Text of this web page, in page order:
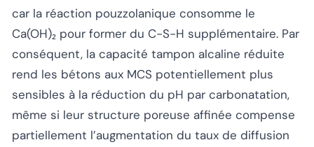
car la réaction pouzzolanique consomme le
Ca(OH)₂ pour former du C-S-H supplémentaire. Par
conséquent, la capacité tampon alcaline réduite
rend les bétons aux MCS potentiellement plus
sensibles à la réduction du pH par carbonatation,
même si leur structure poreuse affinée compense
partiellement l’augmentation du taux de diffusion